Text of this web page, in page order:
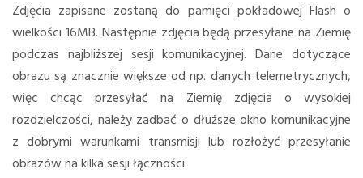
Zdjęcia zapisane zostaną do pamięci pokładowej Flash o
wielkości 16MB. Następnie zdjęcia będą przesyłane na Ziemię
podczas najbliższej sesji komunikacyjnej. Dane dotyczące
obrazu są znacznie większe od np. danych telemetrycznych,
więc chcąc przesyłać na Ziemię zdjęcia o wysokiej
rozdzielczości, należy zadbać o dłuższe okno komunikacyjne
z dobrymi warunkami transmisji lub rozłożyć przesyłanie
obrazów na kilka sesji łączności.